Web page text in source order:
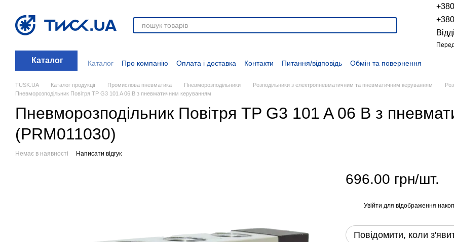
Каталог Каталог Про компанію Оплата і доставка Контакти Питання/відповідь
Обмін та повернення
Вакансії
Додаткові матеріали Блог Політика конфіденційності Договір оферти Розпродаж
TUSK.UA Каталог продукції Промислова пневматика Пневморозподільники Розподільники з електропневматичним та пневматичним керуванням
Пневморозподільник Повітря TP G3 101 A 06 B з пневматичним керуванням
Пневморозподільник Повітря TP G3 101 A 06 B з
(PRM011030)
Немає в наявності Написати відгук
696.00 грн/шт.
Увійти для відображення
Повідомити, коли